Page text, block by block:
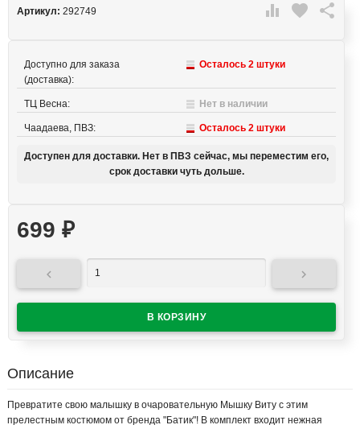
 favorite 
Артикул: 292749
Доступно для заказа
(доставка):
Осталось 2 штуки
ТЦ Весна: Нет в наличии
Чаадаева, ПВЗ: Осталось 2 штуки
Доступен для доставки. Нет в ПВЗ сейчас, мы переместим его,
срок доставки чуть дольше.
699 ₽
 
Описание
Превратите свою малышку в очаровательную Мышку Виту с этим
прелестным костюмом от бренда "Батик"! В комплект входит нежная